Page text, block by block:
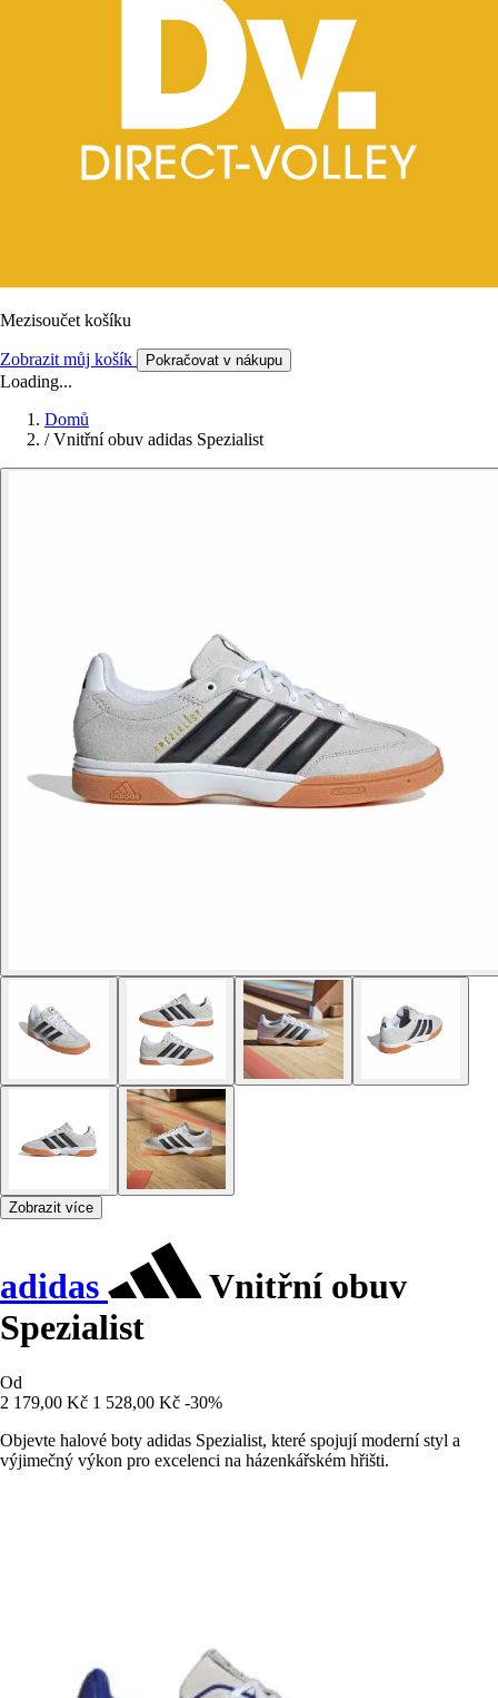
Mezisoučet košíku
Zobrazit můj košík Pokračovat v nákupu
Loading...
Domů
/ Vnitřní obuv adidas Spezialist
Zobrazit více
adidas
Vnitřní obuv
Spezialist
Od
2 179,00 Kč 1 528,00 Kč -30%
Objevte halové boty adidas Spezialist, které spojují moderní styl a
výjimečný výkon pro excelenci na házenkářském hřišti.